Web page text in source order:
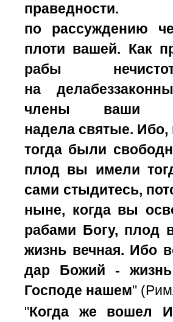
по рассуждению
плоти вашей. Как
рабы
на дела
члены ваши
надела святые. Ибо,
тогда были
плод вы имели
сами стыдитесь,
ныне, когда вы
рабами Богу, плод
жизнь вечная. Ибо
дар Божий - жизнь
Господе нашем"
"Когда же вошел